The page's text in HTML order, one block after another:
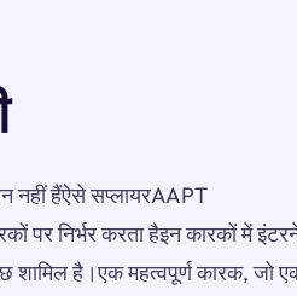
नहीं हैंऐसे सप्लायरAAPT
पर निर्भर करता हैइन कारकों में
शामिल है।एक महत्वपूर्ण कारक, जो